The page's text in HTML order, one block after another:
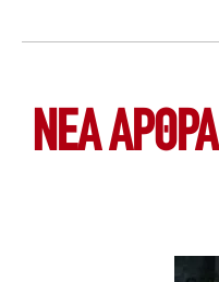
ΝΕΑ ΆΡΘΡΑ